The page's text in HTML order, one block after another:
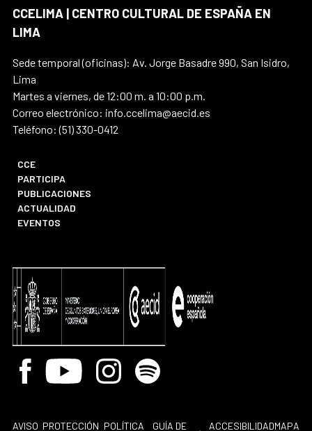
CCELIMA | CENTRO CULTURAL DE ESPAÑA EN
LIMA
Sede temporal (oficinas): Av. Jorge Basadre 990, San Isidro,
Lima
Martes a viernes, de 12:00 m. a 10:00 p.m.
Correo electrónico: info.ccelima@aecid.es
Teléfono: (51) 330-0412
CCE
PARTICIPA
PUBLICACIONES
ACTUALIDAD
EVENTOS
Facebook
Youtube InstagramSpotify
AVISO PROTECCIÓN POLÍTICA
GUÍA DE
ACCESIBILIDADMAPA